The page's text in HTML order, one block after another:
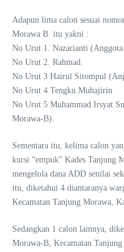
Adapun lima calon sesuai
Morawa B itu yakni :
No Urut 1. Nazarianti
No Urut 2. Rahmad.
No Urut 3 Hairul Sitompul
No Urut 4 Tengku Muhajirin
No Urut 5 Muhammad Irsyat
Morawa-B).
Sementara itu, kelima calon
kursi “empuk” Kades Tanjung
mengelola dana ADD senilai
itu, diketahui 4 diantaranya
Kecamatan Tanjung Morawa,
Sedangkan 1 calon lainnya,
Morawa-B, Kecamatan